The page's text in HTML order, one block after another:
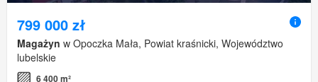
799 000 zł
Magażyn w Opoczka Mała, Powiat kraśnicki, Województwo
lubelskie
6 400 m²